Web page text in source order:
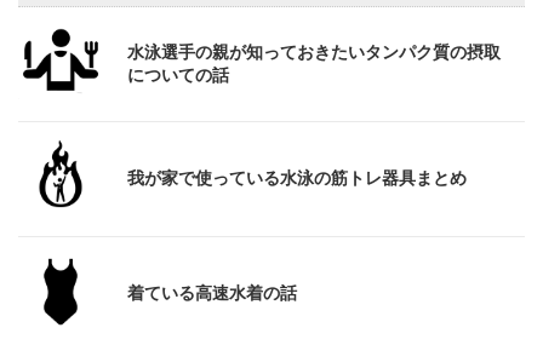
水泳選手の親が知っておきたいタンパク質の摂取
についての話
我が家で使っている水泳の筋トレ器具まとめ
着ている高速水着の話